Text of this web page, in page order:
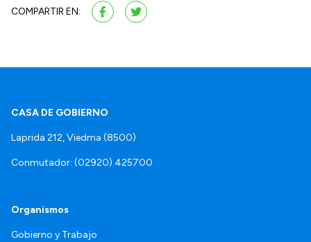
COMPARTIR EN:
CASA DE GOBIERNO
Laprida 212, Viedma (8500)
Conmutador: (02920) 425700
Organismos
Gobierno y Trabajo